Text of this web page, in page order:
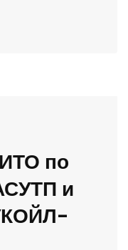
по
и